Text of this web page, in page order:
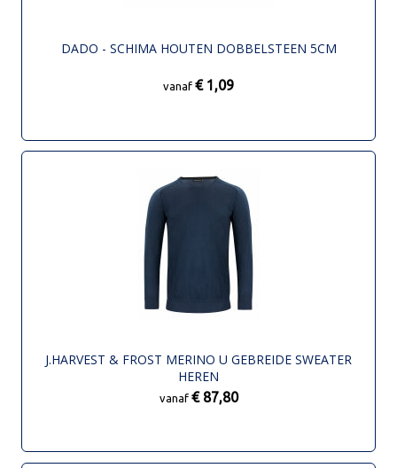
DADO - SCHIMA HOUTEN DOBBELSTEEN 5CM
vanaf € 1,09
J.HARVEST & FROST MERINO U GEBREIDE SWEATER
HEREN
vanaf € 87,80